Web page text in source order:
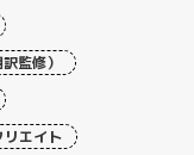
監修）
リエイト